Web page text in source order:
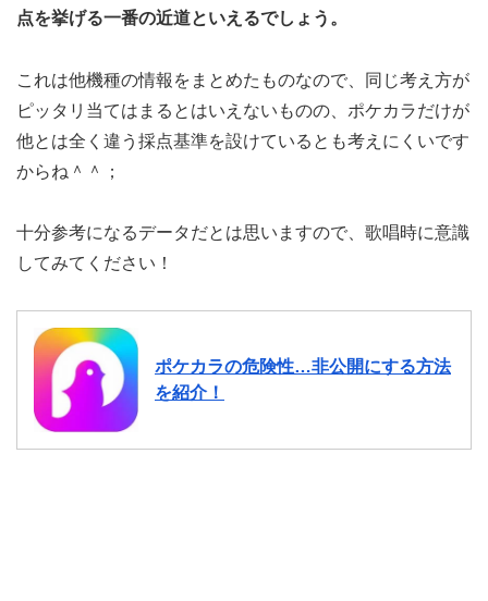
点を挙げる一番の近道といえるでしょう。
これは他機種の情報をまとめたものなので、同じ考え方が
ピッタリ当てはまるとはいえないものの、ポケカラだけが
他とは全く違う採点基準を設けているとも考えにくいです
からね＾＾；
十分参考になるデータだとは思いますので、歌唱時に意識
してみてください！
ポケカラの危険性…非公開にする方法
を紹介！